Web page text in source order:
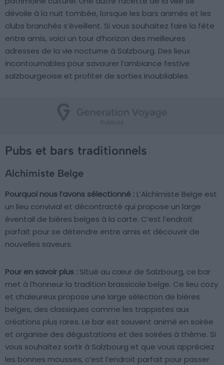
dévoile à la nuit tombée, lorsque les bars animés et les
clubs branchés s’éveillent. Si vous souhaitez faire la fête
entre amis, voici un tour d’horizon des meilleures
adresses de la vie nocturne à Salzbourg. Des lieux
incontournables pour savourer l’ambiance festive
salzbourgeoise et profiter de sorties inoubliables.
Pubs et bars traditionnels
Alchimiste Belge
Pourquoi nous l’avons sélectionné : L’Alchimiste Belge est
un lieu convivial et décontracté qui propose un large
éventail de bières belges à la carte. C’est l’endroit
parfait pour se détendre entre amis et découvrir de
nouvelles saveurs.
Pour en savoir plus : Situé au cœur de Salzbourg, ce bar
met à l’honneur la tradition brassicole belge. Ce lieu cozy
et chaleureux propose une large sélection de bières
belges, des classiques comme les trappistes aux
créations plus rares. Le bar est souvent animé en soirée
et organise des dégustations et des soirées à thème. Si
vous souhaitez sortir à Salzbourg et que vous appréciez
les bonnes mousses, c’est l’endroit parfait pour passer